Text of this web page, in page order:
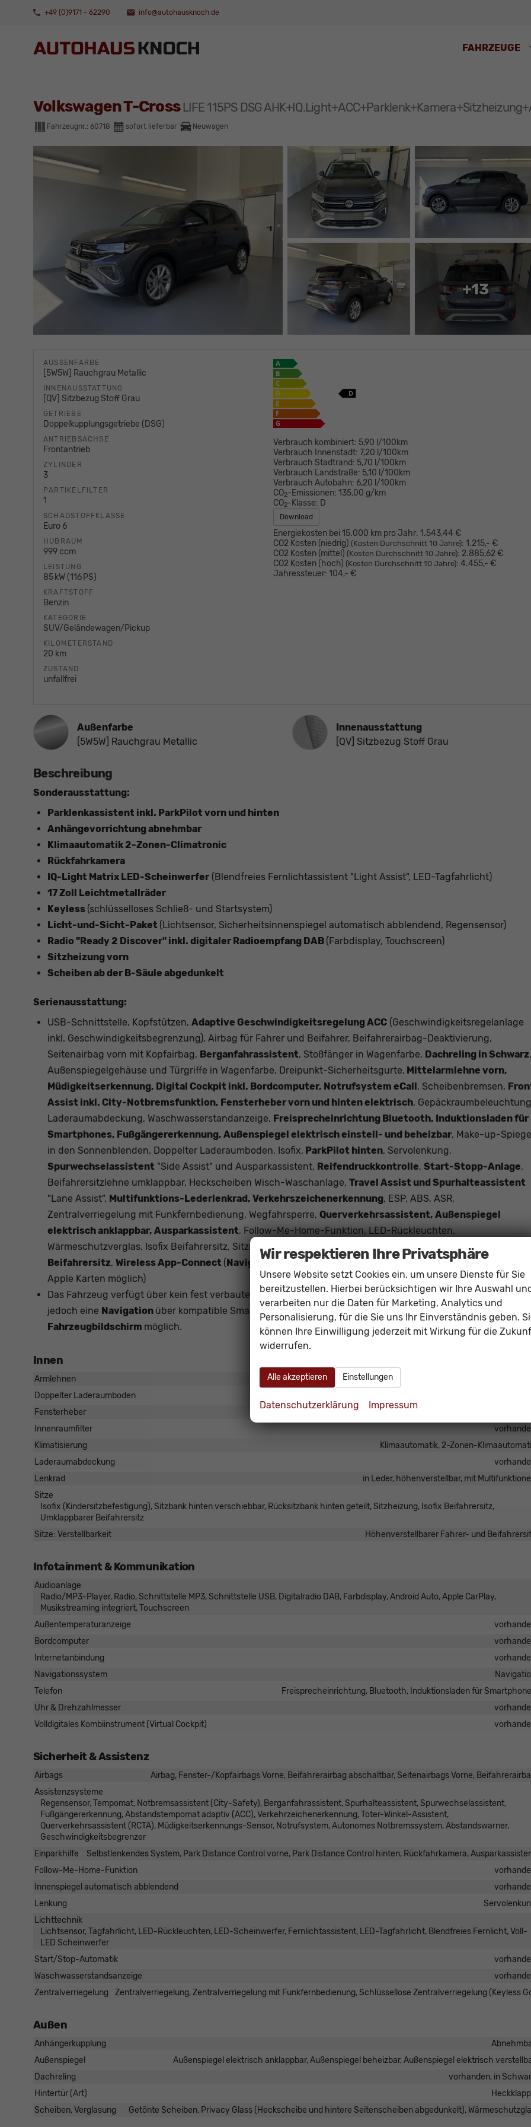
+49 (0)9171 - 62290 info@autohausknoch.de
FAHRZEUGE
Volkswagen T-Cross LIFE 115PS DSG
Fahrzeugnr.: 60718 sofort lieferbar Neuwagen
+13
AUSSENFARBE
[5W5W] Rauchgrau Metallic
INNENAUSSTATTUNG
[QV] Sitzbezug Stoff Grau
GETRIEBE
Doppelkupplungsgetriebe (DSG)
ANTRIEBSACHSE
Frontantrieb
ZYLINDER
3
PARTIKELFILTER
1
SCHADSTOFFKLASSE
Euro 6
HUBRAUM
999 ccm
LEISTUNG
85 kW (116 PS)
KRAFTSTOFF
Benzin
KATEGORIE
SUV/Geländewagen/Pickup
KILOMETERSTAND
20 km
ZUSTAND
unfallfrei
Verbrauch kombiniert: 5,90 l/100km
Verbrauch Innenstadt: 7,20 l/100km
Verbrauch Stadtrand: 5,70 l/100km
Verbrauch Landstraße: 5,10 l/100km
Verbrauch Autobahn: 6,20 l/100km
CO2-Emissionen: 135,00 g/km
CO2-Klasse: D
Download
Energiekosten bei 15.000 km pro Jahr: 1.543,44 €
CO2 Kosten (niedrig) (Kosten Durchschnitt 10 Jahre): 1.215,- €
CO2 Kosten (mittel) (Kosten Durchschnitt 10 Jahre): 2.885,62 €
CO2 Kosten (hoch) (Kosten Durchschnitt 10 Jahre): 4.455,- €
Jahressteuer: 104,- €
Außenfarbe
[5W5W] Rauchgrau Metallic
Innenausstattung
Innenausstattung
[QV] Sitzbezug Stoff Grau
Beschreibung
Sonderausstattung:
Parklenkassistent inkl. ParkPilot vorn und hinten
Anhängevorrichtung abnehmbar
Klimaautomatik 2-Zonen-Climatronic
Rückfahrkamera
IQ-Light Matrix LED-Scheinwerfer (Blendfreies Fernlichtassistent "Light Assist", LED-Tagfahrlicht)
17 Zoll Leichtmetallräder
Keyless (schlüsselloses Schließ- und Startsystem)
Licht-und-Sicht-Paket (Lichtsensor, Sicherheitsinnenspiegel automatisch abblendend, Regensensor)
Radio "Ready 2 Discover" inkl. digitaler Radioempfang DAB (Farbdisplay, Touchscreen)
Sitzheizung vorn
Scheiben ab der B-Säule abgedunkelt
Serienausstattung:
USB-Schnittstelle, Kopfstützen, Adaptive Geschwindigkeitsregelung ACC (Geschwindigkeitsregelanlage
inkl. Geschwindigkeitsbegrenzung), Airbag für Fahrer und Beifahrer, Beifahrerairbag-Deaktivierung,
Seitenairbag vorn mit Kopfairbag, Berganfahrassistent, Stoßfänger in Wagenfarbe, Dachreling in Schwarz,
Außenspiegelgehäuse und Türgriffe in Wagenfarbe, Dreipunkt-Sicherheitsgurte, Mittelarmlehne vorn,
Müdigkeitserkennung, Digital Cockpit inkl. Bordcomputer, Notrufsystem eCall, Scheibenbremsen,
Assist inkl. City-Notbremsfunktion, Fensterheber vorn und hinten elektrisch,
Laderaumabdeckung, Waschwasserstandanzeige, Freisprecheinrichtung Bluetooth, Induktionsladen für
Smartphones, Fußgängererkennung, Außenspiegel elektrisch einstell- und beheizbar, Make-up-
in den Sonnenblenden, Doppelter Laderaumboden, Isofix, ParkPilot hinten, Servolenkung,
Spurwechselassistent "Side Assist" und Ausparkassistent, Reifendruckkontrolle, Start-Stopp-Anlage,
Beifahrersitzlehne umklappbar, Heckscheiben Wisch-Waschanlage, Travel Assist und Spurhalteassistent
"Lane Assist", Multifunktions-Lederlenkrad, Verkehrszeichenerkennung, ESP, ABS, ASR,
Zentralverriegelung mit Funkfernbedienung, Wegfahrsperre, Querverkehrsassistent, Außenspiegel
elektrisch anklappbar, Ausparkassistent, Follow-Me-Home-Funktion, LED-Rückleuchten,
Wärmeschutzverglas, Isofix Beifahrersitz, Sitzbank hinten verschiebbar,
Höhenverstellbarer Fahrer- und
Beifahrersitz, Wireless App-Connect (Navigation bequem über Smartphone-Apps wie Google Maps oder
Apple Karten möglich)
Das Fahrzeug verfügt über kein fest verbautes Navigationssystem. DurchApple CarPlay / Android Auto ist
jedoch eine Navigation über kompatible Smartphone-Apps (z.B. Google Maps oder Apple Karten) über den
Fahrzeugbildschirm möglich.
Innen
Armlehnen
Doppelter Laderaumboden
Fensterheber
Innenraumfilter
Klimatisierung
Klimaautomatik, 2-Zonen-
Laderaumabdeckung
Lenkrad
in Leder, höhenverstellbar, mit
Sitze
Isofix (Kindersitzbefestigung), Sitzbank hinten verschiebbar, Rücksitzbank hinten geteilt, Sitzheizung, Isofix Beifahrersitz,
Umklappbarer Beifahrersitz
Sitze: Verstellbarkeit
Höhenverstellbarer Fahrer- und
Infotainment & Kommunikation
Audioanlage
Radio/MP3-Player, Radio, Schnittstelle MP3, Schnittstelle USB, Digitalradio DAB, Farbdisplay, Android Auto, Apple CarPlay,
Musikstreaming integriert, Touchscreen
Außentemperaturanzeige
Bordcomputer
Internetanbindung
Navigationssystem
Telefon
Freisprecheinrichtung, Bluetooth, Induktionsladen für
Uhr & Drehzahlmesser
Volldigitales Kombiinstrument (Virtual Cockpit)
Sicherheit & Assistenz
Airbags
Airbag, Fenster-/Kopfairbags Vorne, Beifahrerairbag abschaltbar, Seitenairbags Vorne,
Assistenzsysteme
Regensensor, Tempomat, Notbremsassistent (City-Safety), Berganfahrassistent, Spurhalteassistent, Spurwechselassistent,
Fußgängererkennung, Abstandstempomat adaptiv (ACC), Verkehrzeichenerkennung, Toter-Winkel-Assistent,
Querverkehrsassistent (RCTA), Müdigkeitserkennungs-Sensor, Notrufsystem, Autonomes Notbremssystem, Abstandswarner,
Geschwindigkeitsbegrenzer
Einparkhilfe
Selbstlenkendes System, Park Distance Control vorne, Park Distance Control hinten, Rückfahrkamera,
Follow-Me-Home-Funktion
Innenspiegel automatisch abblendend
Lenkung
Lichttechnik
Lichtsensor, Tagfahrlicht, LED-Rückleuchten, LED-Scheinwerfer, Fernlichtassistent, LED-Tagfahrlicht, Blendfreies Fernlicht, Voll-
LED Scheinwerfer
Start/Stop-Automatik
Waschwasserstandsanzeige
Zentralverriegelung
Zentralverriegelung, Zentralverriegelung mit Funkfernbedienung, Schlüssellose Zentralverriegelung (Keyless
Außen
Anhängerkupplung
Außenspiegel
Außenspiegel elektrisch anklappbar, Außenspiegel beheizbar, Außenspiegel elektrisch
Dachreling
vorhanden, in
Hintertür (Art)
Scheiben, Verglasung
Getönte Scheiben, Privacy Glass (Heckscheibe und hintere Seitenscheiben abgedunkelt),
Wir respektieren Ihre Privatsphäre
Unsere Website setzt Cookies ein, um unsere Dienste für Sie
bereitzustellen. Hierbei berücksichtigen wir Ihre Auswahl
verarbeiten nur die Daten für Marketing, Analytics und
Personalisierung, für die Sie uns Ihr Einverständnis geben.
können Ihre Einwilligung jederzeit mit Wirkung für die
widerrufen.
Alle akzeptieren Einstellungen
Datenschutzerklärung Impressum